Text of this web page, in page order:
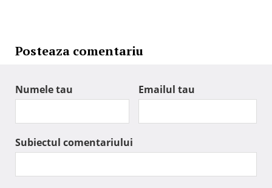
Posteaza comentariu
Numele tau Emailul tau
Subiectul comentariului